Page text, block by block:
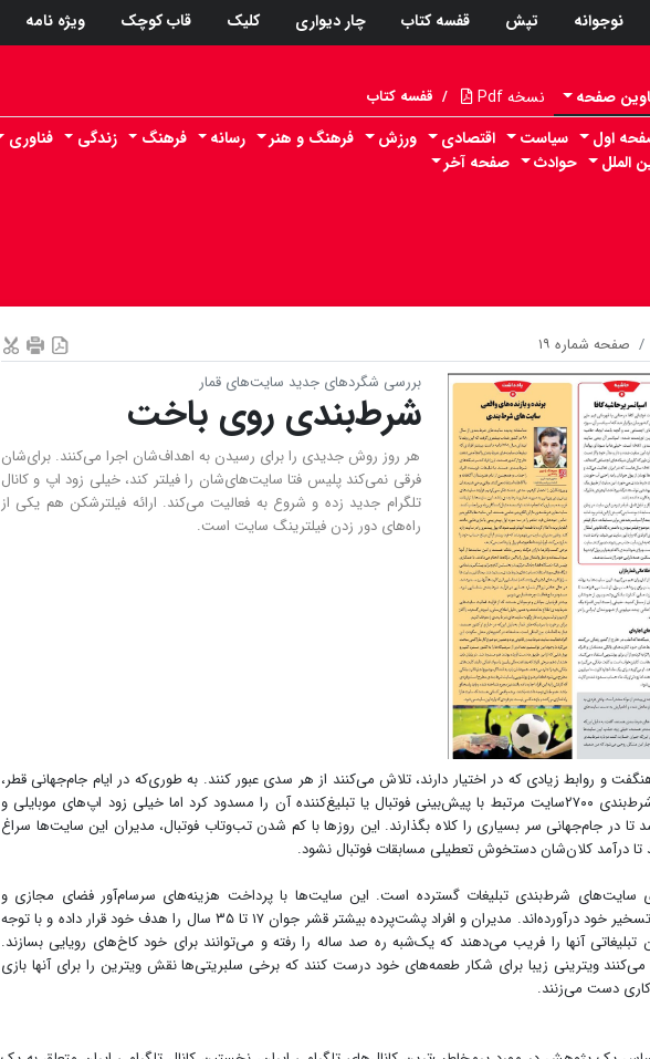
نوجوانه تپش قفسه کتاب چار دیواری کلیک قاب کوچک ویژه نامه
صفحه نسخه Pdf / قفسه کتاب
اول سیاست اقتصادی ورزش فرهنگ و هنر رسانه فرهنگ زندگی فناوری
الملل
حوادث صفحه آخر
صفحه شماره ۱۹
بررسی شگردهای جدید سایت‌های قمار
شرط‌بندی روی باخت
هر روز روش جدیدی را برای رسیدن به اهداف‌شان اجرا می‌کنند. برای‌شان
فرقی نمی‌کند پلیس فتا سایت‌های‌شان را فیلتر کند، خیلی زود اپ و کانال
تلگرام جدید زده و شروع به فعالیت می‌کند. ارائه فیلترشکن هم یکی از
راه‌های دور زدن فیلترینگ سایت است.
و روابط زیادی که در اختیار دارند، تلاش می‌کنند از هر سدی عبور کنند. به طوری‌که در ایام جام‌جهانی قطر،
پلیس فتا برای برخورد با سایت‌های شرط‌بندی ۲۷۰۰سایت مرتبط با پیش‌بینی فوتبال یا تبلیغ‌کننده آن را مسدود کرد اما خیلی زود اپ‌های موبایلی و
تا در جام‌جهانی سر بسیاری را کلاه بگذارند. این روزها با کم شدن تب‌و‌تاب فوتبال، مدیران این سایت‌ها سراغ
تا درآمد کلان‌شان دستخوش تعطیلی مسابقات فوتبال نشود.
شرط‌بندی تبلیغات گسترده است. این سایت‌ها با پرداخت هزینه‌های سرسام‌آور فضای مجازی و
شبکه‌های ماهواره‌ای فارسی‌زبان را به تسخیر خود در‌آورده‌اند. مدیران و افراد پشت‌پرده بیشتر قشر جوان ۱۷ تا ۳۵ سال را هدف خود قرار داده و با توجه
تبلیغاتی آنها را فریب می‌دهند که یک‌شبه ره صد ساله را رفته و می‌توانند برای خود کاخ‌های رویایی بسازند.
ویترینی زیبا برای شکار طعمه‌های خود درست کنند که برخی سلبریتی‌ها نقش ویترین را برای آنها بازی
کاری دست می‌زنند.